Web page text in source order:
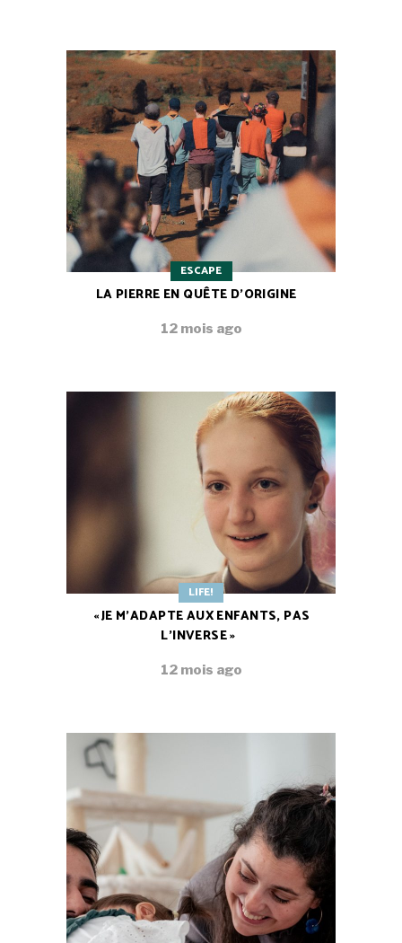
ESCAPE
LA PIERRE EN QUÊTE D’ORIGINE
12 mois ago
LIFE!
« JE M’ADAPTE AUX ENFANTS, PAS
L’INVERSE »
12 mois ago